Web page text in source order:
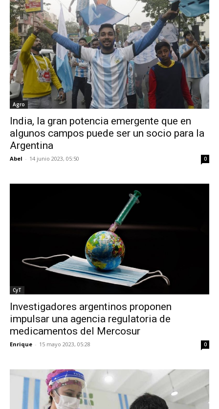
Agro
India, la gran potencia emergente que en
algunos campos puede ser un socio para la
Argentina
Abel - 14 junio 2023, 05:50 0
CyT
Investigadores argentinos proponen
impulsar una agencia regulatoria de
medicamentos del Mercosur
Enrique - 15 mayo 2023, 05:28 0